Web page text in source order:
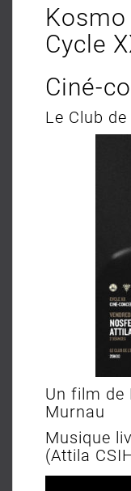
Cycle
Ciné-
Le Club de
Un film de
Murnau
Musique
(Attila